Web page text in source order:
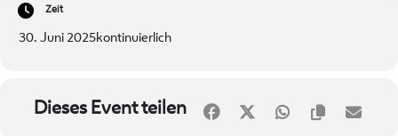
Zeit
30. Juni 2025kontinuierlich
Dieses Event teilen